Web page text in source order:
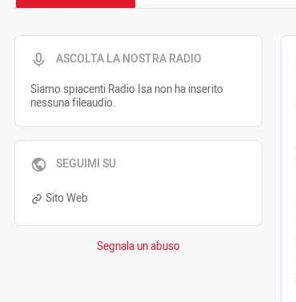
ASCOLTA LA NOSTRA RADIO
Siamo spiacenti Radio Isa non ha inserito
nessuna fileaudio.
SEGUIMI SU
Sito Web
Segnala un abuso